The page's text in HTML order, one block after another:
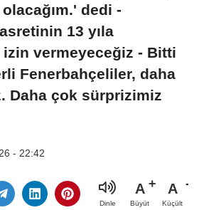
dedi -
13 yıla
izin vermeyeceğiz - Bitti
Fenerbahçeliler, daha
Daha çok sürprizimiz
- 22:42
Dinle
A
Büyüt
A
Küçült